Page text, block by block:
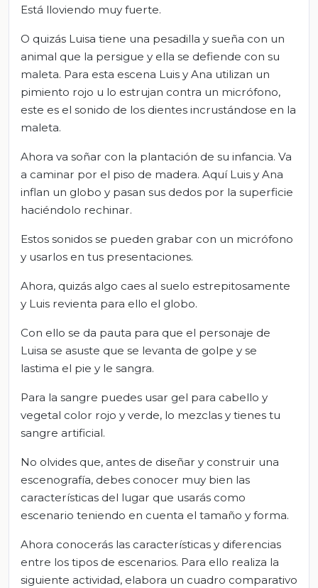
Está lloviendo muy fuerte.
O quizás Luisa tiene una pesadilla y sueña con un
animal que la persigue y ella se defiende con su
maleta. Para esta escena Luis y Ana utilizan un
pimiento rojo u lo estrujan contra un micrófono,
este es el sonido de los dientes incrustándose en la
maleta.
Ahora va soñar con la plantación de su infancia. Va
a caminar por el piso de madera. Aquí Luis y Ana
inflan un globo y pasan sus dedos por la superficie
haciéndolo rechinar.
Estos sonidos se pueden grabar con un micrófono
y usarlos en tus presentaciones.
Ahora, quizás algo caes al suelo estrepitosamente
y Luis revienta para ello el globo.
Con ello se da pauta para que el personaje de
Luisa se asuste que se levanta de golpe y se
lastima el pie y le sangra.
Para la sangre puedes usar gel para cabello y
vegetal color rojo y verde, lo mezclas y tienes tu
sangre artificial.
No olvides que, antes de diseñar y construir una
escenografía, debes conocer muy bien las
características del lugar que usarás como
escenario teniendo en cuenta el tamaño y forma.
Ahora conocerás las características y diferencias
entre los tipos de escenarios. Para ello realiza la
siguiente actividad, elabora un cuadro comparativo